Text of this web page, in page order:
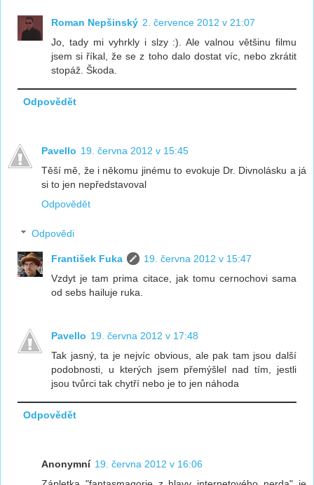
Roman Nepšinský 2. července 2012 v 21:07
Jo, tady mi vyhrkly i slzy :). Ale valnou většinu filmu
jsem si říkal, že se z toho dalo dostat víc, nebo zkrátit
stopáž. Škoda.
Odpovědět
Pavello 19. června 2012 v 15:45
Těší mě, že i někomu jinému to evokuje Dr. Divnolásku a já
si to jen nepředstavoval
Odpovědět
Odpovědi
František Fuka
19. června 2012 v 15:47
Vzdyt je tam prima citace, jak tomu cernochovi sama
od sebs hailuje ruka.
Pavello 19. června 2012 v 17:48
Tak jasný, ta je nejvíc obvious, ale pak tam jsou další
podobnosti, u kterých jsem přemýšlel nad tím, jestli
jsou tvůrci tak chytří nebo je to jen náhoda
Odpovědět
Anonymní 19. června 2012 v 16:06